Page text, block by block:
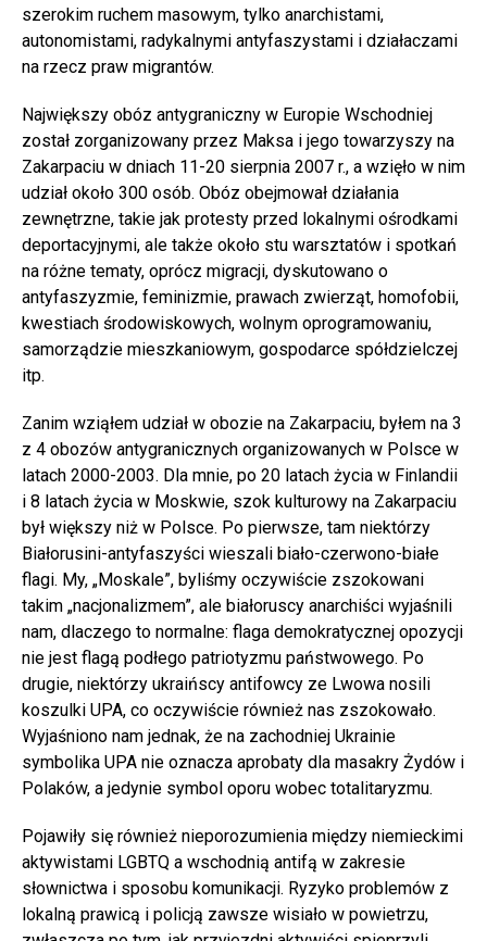
szerokim ruchem masowym, tylko anarchistami,
autonomistami, radykalnymi antyfaszystami i działaczami
na rzecz praw migrantów.
Największy obóz antygraniczny w Europie Wschodniej
został zorganizowany przez Maksa i jego towarzyszy na
Zakarpaciu w dniach 11-20 sierpnia 2007 r., a wzięło w nim
udział około 300 osób. Obóz obejmował działania
zewnętrzne, takie jak protesty przed lokalnymi ośrodkami
deportacyjnymi, ale także około stu warsztatów i spotkań
na różne tematy, oprócz migracji, dyskutowano o
antyfaszyzmie, feminizmie, prawach zwierząt, homofobii,
kwestiach środowiskowych, wolnym oprogramowaniu,
samorządzie mieszkaniowym, gospodarce spółdzielczej
itp.
Zanim wziąłem udział w obozie na Zakarpaciu, byłem na 3
z 4 obozów antygranicznych organizowanych w Polsce w
latach 2000-2003. Dla mnie, po 20 latach życia w Finlandii
i 8 latach życia w Moskwie, szok kulturowy na Zakarpaciu
był większy niż w Polsce. Po pierwsze, tam niektórzy
Białorusini-antyfaszyści wieszali biało-czerwono-białe
flagi. My, „Moskale”, byliśmy oczywiście zszokowani
takim „nacjonalizmem”, ale białoruscy anarchiści wyjaśnili
nam, dlaczego to normalne: flaga demokratycznej opozycji
nie jest flagą podłego patriotyzmu państwowego. Po
drugie, niektórzy ukraińscy antifowcy ze Lwowa nosili
koszulki UPA, co oczywiście również nas zszokowało.
Wyjaśniono nam jednak, że na zachodniej Ukrainie
symbolika UPA nie oznacza aprobaty dla masakry Żydów i
Polaków, a jedynie symbol oporu wobec totalitaryzmu.
Pojawiły się również nieporozumienia między niemieckimi
aktywistami LGBTQ a wschodnią antifą w zakresie
słownictwa i sposobu komunikacji. Ryzyko problemów z
lokalną prawicą i policją zawsze wisiało w powietrzu,